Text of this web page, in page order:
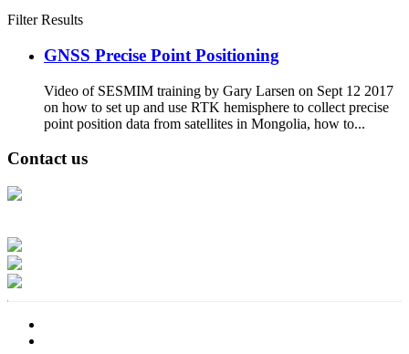
Filter Results
GNSS Precise Point Positioning
Video of SESMIM training by Gary Larsen on Sept 12 2017
on how to set up and use RTK hemisphere to collect precise
point position data from satellites in Mongolia, how to...
Contact us